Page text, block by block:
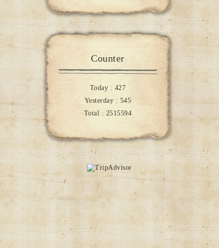
Counter
Today : 427
Yesterday : 545
Total : 2515594